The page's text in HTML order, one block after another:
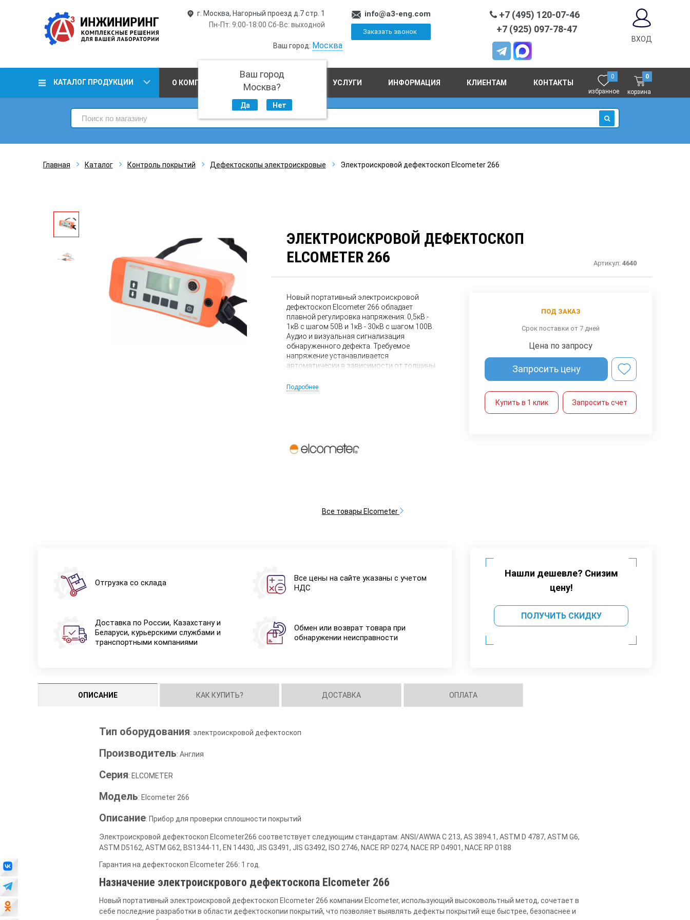
г. Москва, Нагорный проезд д.7 стр. 1
Пн-Пт: 9:00-18:00 Сб-Вс: выходной
Ваш город: Москва
Ваш город
Москва?
Да Нет
info@a3-eng.com
Заказать звонок
+7 (495) 120-07-46
+7 (925) 097-78-47
ВХОД
КАТАЛОГ ПРОДУКЦИИ О КОМПАНИИ ПРОИЗВОДСТВО УСЛУГИ ИНФОРМАЦИЯ КЛИЕНТАМ КОНТАКТЫ
0
избранное
0
корзина
ИСКАТЬ
Главная Каталог Контроль покрытий Дефектоскопы электроискровые Электроискровой дефектоскоп Elcometer 266
ЭЛЕКТРОИСКРОВОЙ ДЕФЕКТОСКОП
ELCOMETER 266
Артикул:4640
Новый портативный электроискровой
дефектоскоп Elcometer 266 обладает
плавной регулировка напряжения: 0,5кВ -
1кВ с шагом 50В и 1кВ - 30кВ с шагом 100В.
Аудио и визуальная сигнализация
обнаруженного дефекта. Требуемое
напряжение устанавливается
автоматически в зависимости от толщины
рукоятки может пробивать толщину до 7,5
Подробнее
Все товары Elcometer
ПОД ЗАКАЗ
Срок поставки от 7 дней
Цена по запросу
Запросить цену
Купить в 1 клик Запросить счет
Отгрузка со склада
Все цены на сайте указаны с учетом
НДС
Доставка по России, Казахстану и
Беларуси, курьерскими службами и
транспортными компаниями
Обмен или возврат товара при
обнаружении неисправности
Нашли дешевле? Снизим
цену!
ПОЛУЧИТЬ СКИДКУ
ОПИСАНИЕ КАК КУПИТЬ? ДОСТАВКА ОПЛАТА
Тип оборудования: электроискровой дефектоскоп
Производитель: Англия
Серия: ELCOMETER
Модель: Elcometer 266
Описание: Прибор для проверки сплошности покрытий
Электроискровой дефектоскоп Elcometer266 соответствует следующим стандартам: ANSI/AWWA C 213, AS 3894.1, ASTM D 4787, ASTM G6,
ASTM D5162, ASTM G62, BS1344-11, EN 14430, JIS G3491, JIS G3492, ISO 2746, NACE RP 0274, NACE RP 04901, NACE RP 0188
Гарантия на дефектоскоп Elcometer 266: 1 год.
Назначение электроискрового дефектоскопа Elcometer 266
Новый портативный электроискровой дефектоскоп Elcometer 266 компании Elcometer, использующий высоковольтный метод, сочетает в
себе последние разработки в области дефектоскопии покрытий, что позволяет выявлять дефекты покрытий еще быстрее, безопаснее и